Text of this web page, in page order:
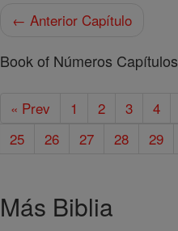
← Anterior Capítulo
Book of Números Capítulos
« Prev 1 2 3 4
25
26 27 28 29
Más Biblia